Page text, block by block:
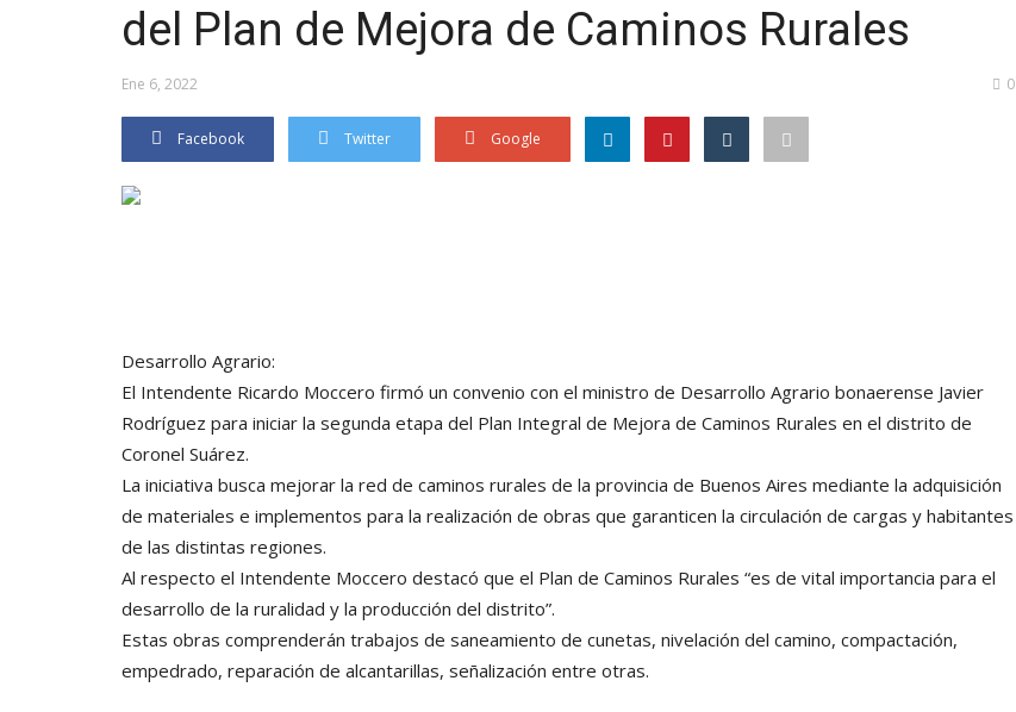
del Plan de Mejora de Caminos Rurales
Ene 6, 2022 0
Facebook Twitter Google
Desarrollo Agrario:
El Intendente Ricardo Moccero firmó un convenio con el ministro de Desarrollo Agrario bonaerense Javier
Rodríguez para iniciar la segunda etapa del Plan Integral de Mejora de Caminos Rurales en el distrito de
Coronel Suárez.
La iniciativa busca mejorar la red de caminos rurales de la provincia de Buenos Aires mediante la adquisición
de materiales e implementos para la realización de obras que garanticen la circulación de cargas y habitantes
de las distintas regiones.
Al respecto el Intendente Moccero destacó que el Plan de Caminos Rurales “es de vital importancia para el
desarrollo de la ruralidad y la producción del distrito”.
Estas obras comprenderán trabajos de saneamiento de cunetas, nivelación del camino, compactación,
empedrado, reparación de alcantarillas, señalización entre otras.